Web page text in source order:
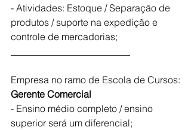
- Atividades: Estoque / Separação de
produtos / suporte na expedição e
controle de mercadorias;
Empresa no ramo de Escola de Cursos:
Gerente Comercial
- Ensino médio completo / ensino
superior será um diferencial;